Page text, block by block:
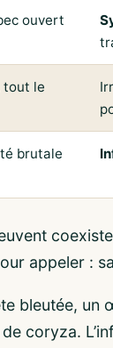
ouvert
tout le
brutale
appeler :
bleutée,
coryza.